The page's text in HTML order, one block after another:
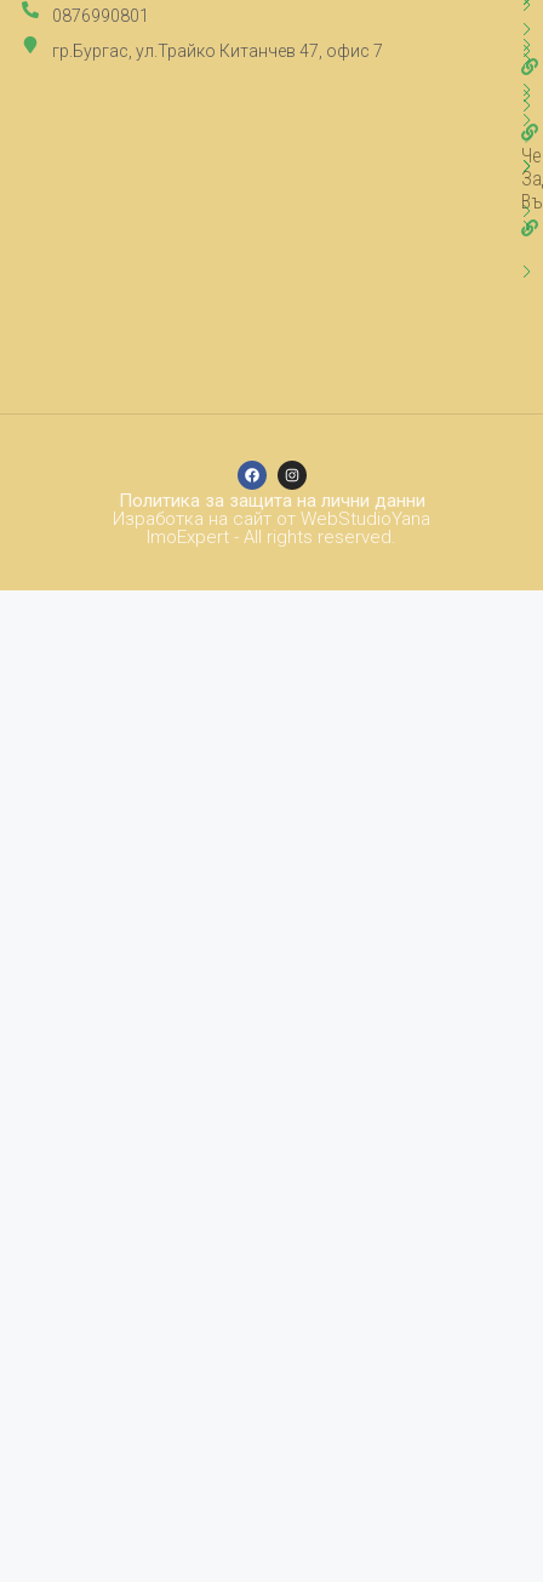
0876990801
гр.Бургас, ул.Трайко Китанчев 47, офис 7
ImoExpert - All rights reserved.
Изработка на сайт от WebStudioYana
Политика за защита на лични данни